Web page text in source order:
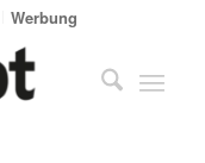
Werbung